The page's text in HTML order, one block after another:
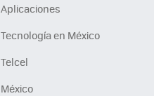
Aplicaciones
Tecnología en México
Telcel
México